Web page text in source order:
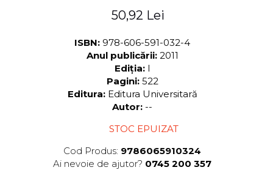
50,92 Lei
ISBN: 978-606-591-032-4
Anul publicării: 2011
Ediția: I
Pagini: 522
Editura: Editura Universitară
Autor: --
STOC EPUIZAT
Cod Produs: 9786065910324
Ai nevoie de ajutor? 0745 200 357